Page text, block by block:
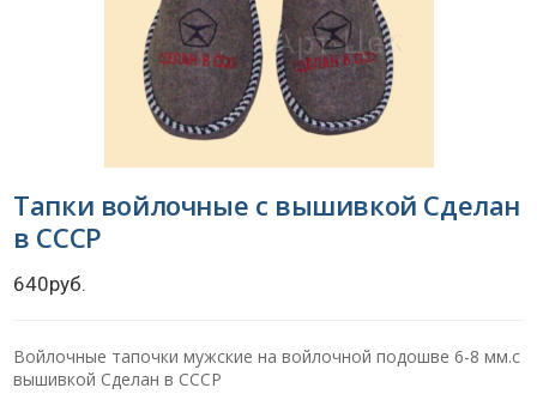
Тапки войлочные с вышивкой Сделан
в СССР
640руб.
Войлочные тапочки мужские на войлочной подошве 6-8 мм.с
вышивкой Сделан в СССР